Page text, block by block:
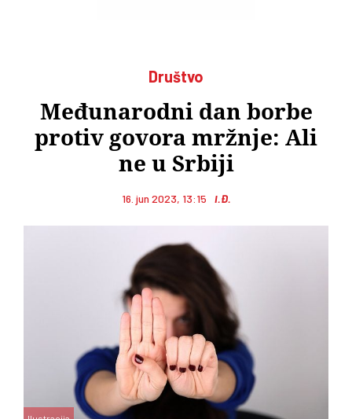
Društvo
Međunarodni dan borbe
protiv govora mržnje: Ali
ne u Srbiji
16. jun 2023, 13:15 I.Đ.